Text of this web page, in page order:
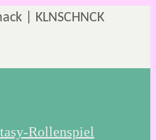
Rollenspiel